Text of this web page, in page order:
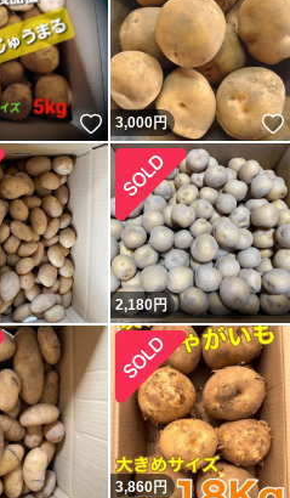
いいね！
3,000円
2,180円
3,860円